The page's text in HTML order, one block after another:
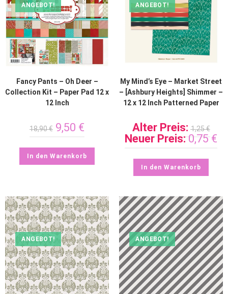
ANGEBOT!
Fancy Pants – Oh Deer –
Collection Kit – Paper Pad 12 x
12 Inch
18,90€ 9,50 €
In den Warenkorb
ANGEBOT!
My Mind’s Eye – Market Street
– [Ashbury Heights] Shimmer –
12 x 12 Inch Patterned Paper
Alter Preis: 1,25€
Neuer Preis: 0,75 €
In den Warenkorb
ANGEBOT! ANGEBOT!